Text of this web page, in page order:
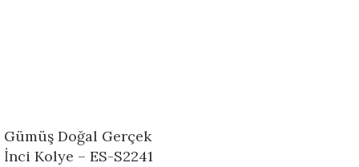
Gümüş Doğal Gerçek
İnci Kolye – ES-S2241